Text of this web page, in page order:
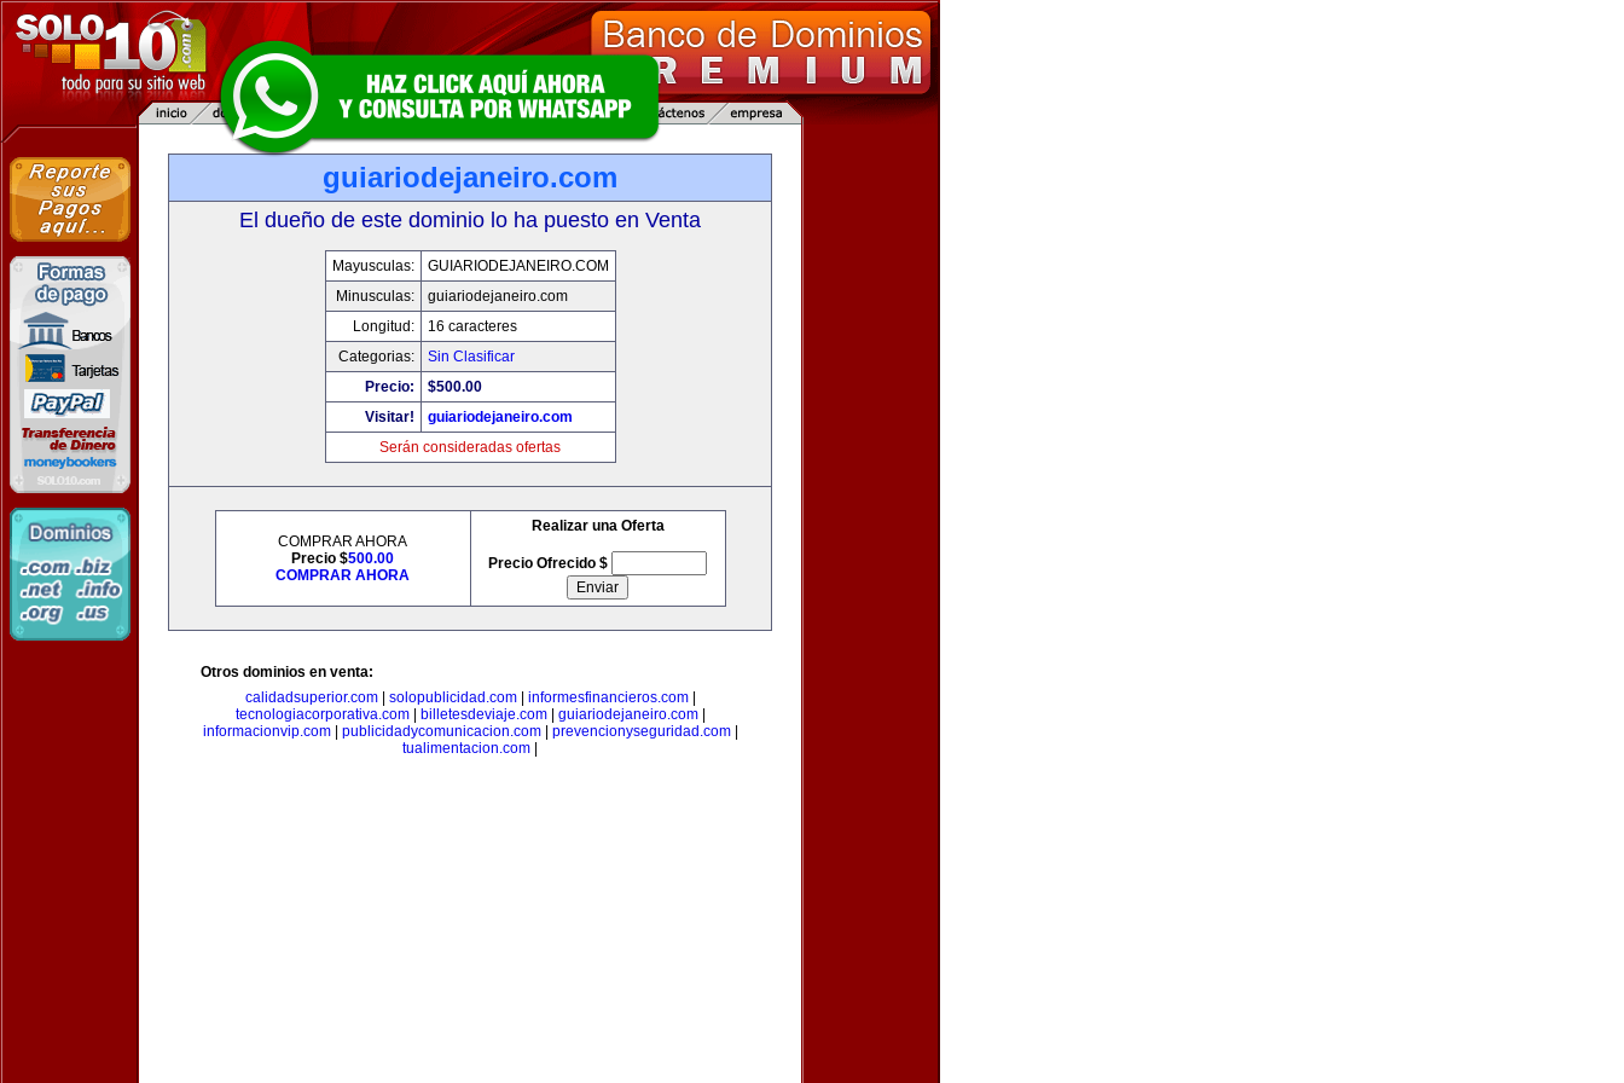
guiariodejaneiro.com
El dueño de este dominio lo ha puesto en Venta
Mayusculas:
GUIARIODEJANEIRO.COM
Minusculas:
guiariodejaneiro.com
Longitud:
16 caracteres
Categorias:
Sin Clasificar
Precio:
$500.00
Visitar!
guiariodejaneiro.com
Serán consideradas ofertas
COMPRAR AHORA
Precio $500.00
COMPRAR AHORA
Realizar una Oferta
Precio Ofrecido $
Otros dominios en venta:
calidadsuperior.com| solopublicidad.com| informesfinancieros.com|
tecnologiacorporativa.com| billetesdeviaje.com| guiariodejaneiro.com|
informacionvip.com| publicidadycomunicacion.com| prevencionyseguridad.com|
tualimentacion.com